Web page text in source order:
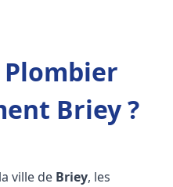
Plombier
Briey ?
ville de Briey, les